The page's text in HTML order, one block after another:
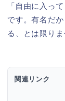
「自由に入っ
です。有名だ
る、とは限り
関連リンク